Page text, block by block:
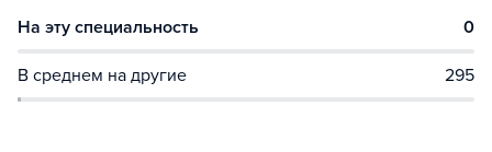
На эту специальность 0
В среднем на другие 295